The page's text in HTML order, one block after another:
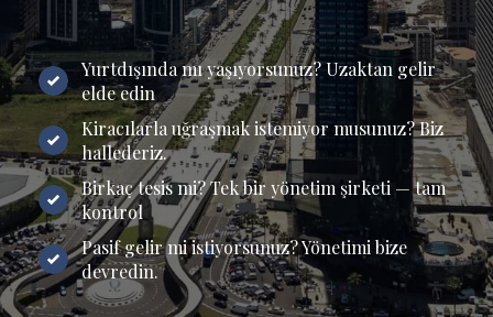
Yurtdışında mı yaşıyorsunuz? Uzaktan gelir
elde edin
Kiracılarla uğraşmak istemiyor musunuz? Biz
hallederiz.
Birkaç tesis mi? Tek bir yönetim şirketi — tam
kontrol
Pasif gelir mi istiyorsunuz? Yönetimi bize
devredin.